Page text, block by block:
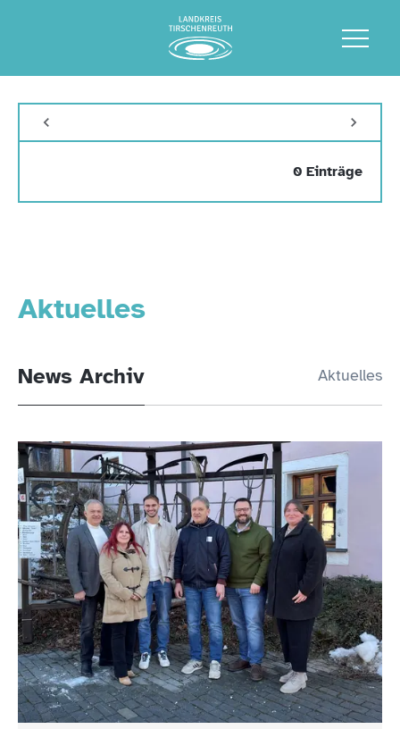
Aktuelles
News Archiv Aktuelles
0 Einträge